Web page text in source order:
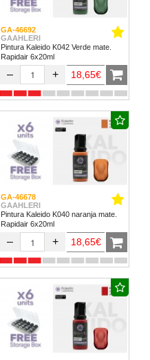
GA-46692
GAAHLERI
Pintura Kaleido K042 Verde mate.
Rapidair 6x20ml
– + 18,65€
GA-46678
GAAHLERI
Pintura Kaleido K040 naranja mate.
Rapidair 6x20ml
– + 18,65€